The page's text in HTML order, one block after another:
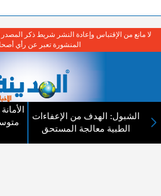
الشبول: الهدف من الإعفاءات
الطبية معالجة المستحق
لا مانع من الإقتباس وإعادة النشر شريط ذكر المصدر (
المنشورة تعبر عن رأي
عن المدينة الإخبارية
المدينة الإخبارية صحيفة الكترونية